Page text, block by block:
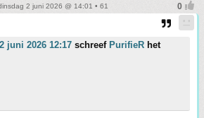
2 juni 2026 @ 14:01 • 61
juni 2026 12:17 schreef PurifieR het